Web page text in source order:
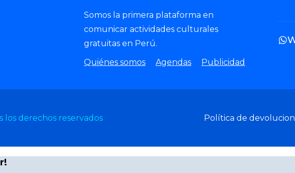
Somos la primera plataforma en
comunicar actividades culturales
gratuitas en Perú.
Quiénes somos
Agendas Publicidad
los derechos reservados Política de